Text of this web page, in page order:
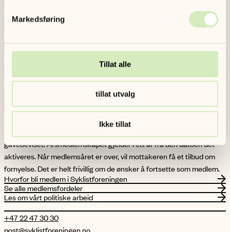
Markedsføring
Tillat alle
tillat utvalg
Ikke tillat
Type medlemskap *
For at gavekortet skal bli et aktivt medlemskap, må mottakeren selv
gavebeviset. Årsmedlemskapet gjelder i ett år fra den datoen det
aktiveres. Når medlemsåret er over, vil mottakeren få et tilbud om
fornyelse. Det er helt frivillig om de ønsker å fortsette som medlem.
Hvorfor bli medlem i Syklistforeningen
Se alle medlemsfordeler
Les om vårt politiske arbeid
+47 22 47 30 30
post@syklistforeningen.no